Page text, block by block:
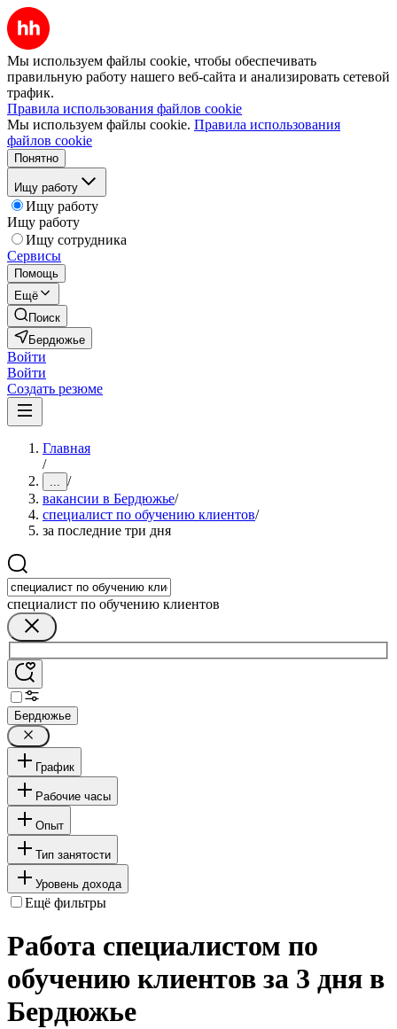
Мы используем файлы cookie, чтобы обеспечивать
правильную работу нашего веб-сайта и анализировать сетевой
трафик.
Правила использования файлов cookie
Мы используем файлы cookie. Правила использования
файлов cookie
Понятно
Ищу работу
Ищу работу
Ищу работу
Ищу сотрудника
Сервисы
Помощь
Ещё
Поиск
Бердюжье
Войти
Войти
Создать резюме
Главная
/
... /
вакансии в Бердюжье/
специалист по обучению клиентов/
за последние три дня
специалист по обучению клиентов
Бердюжье
График
Рабочие часы
Опыт
Тип занятости
Уровень дохода
Ещё фильтры
Работа специалистом по
обучению клиентов за 3 дня в
Бердюжье